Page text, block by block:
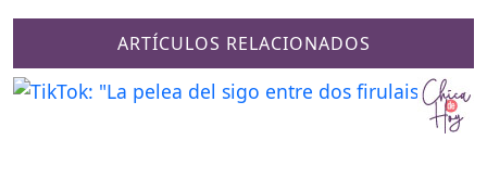
ARTÍCULOS RELACIONADOS